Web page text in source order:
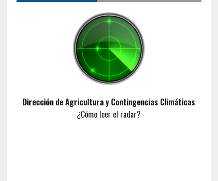
Dirección de Agricultura y Contingencias Climáticas
¿Cómo leer el radar?